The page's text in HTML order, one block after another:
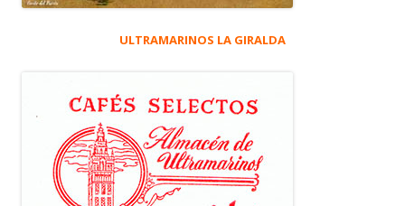
ULTRAMARINOS LA GIRALDA